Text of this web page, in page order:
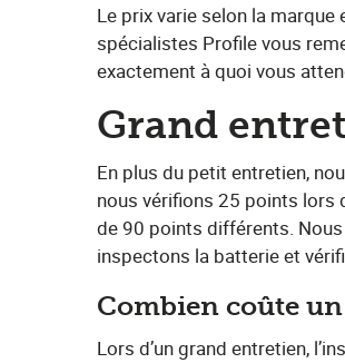
Le prix varie selon la marque
spécialistes Profile vous
exactement à quoi vous
Grand
En plus du petit entretien,
nous vérifions 25 points lors
de 90 points différents.
inspectons la batterie et
Combien coûte
Lors d’un grand entretien,